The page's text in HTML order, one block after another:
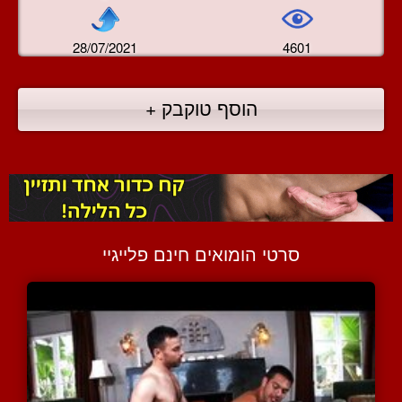
28/07/2021 4601
הוסף טוקבק +
סרטי הומואים חינם פלייגיי